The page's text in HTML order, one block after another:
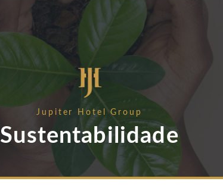
Jupiter Hotel Group
Sustentabilidade